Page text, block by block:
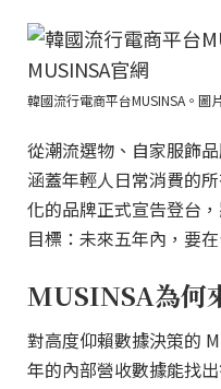
韓國流行電商平台MUSINSA。圖
從潮流選物、自家服飾
涵蓋年輕人日常消費的
化的品牌正式宣告登台
目標：未來五年內，要
MUSINSA為何
對高度仰賴數據決策的
年的內部營收數據能找